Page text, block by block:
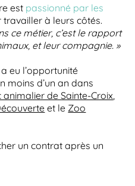
est passionné par les
à leurs côtés.
ce métier, c’est le rapport
et leur compagnie. »
eu l’opportunité
moins d’un an dans
animalier de Sainte-Croix
et le Zoo
un contrat après un